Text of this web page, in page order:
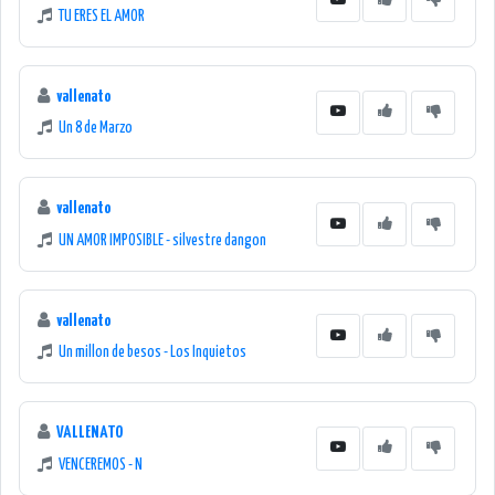
TU ERES EL AMOR
vallenato
Un 8 de Marzo
vallenato
UN AMOR IMPOSIBLE - silvestre dangon
vallenato
Un millon de besos - Los Inquietos
VALLENATO
VENCEREMOS - N